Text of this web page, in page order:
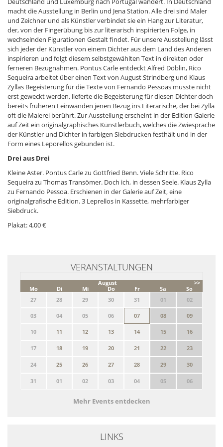
macht die Ausstellung in Berlin und Jena Station. Alle drei sind Maler
und Zeichner und als Künstler verbindet sie ein Hang zur Literatur,
der, von der Fingerübung bis zur literarisch inspirierten Folge, in
wechselnden Figurationen Gestalt findet. Für unsere Ausstellung lässt
sich jeder der Künstler von einem Dichter aus dem Land des Anderen
inspirieren und folgt diesem selbstgewählten Text in direkten oder
ferneren Bezugnahmen. Pontus Carle entdeckt Alfred Döblin, Rico
Sequeira arbeitet über einen Text von August Strindberg und Klaus
Zyllas Begeisterung für die Texte von Fernando Pessoas musste nicht
erst geweckt werden, lieferte die Begeisterung für diesen Dichter doch
bereits früheren Leinwänden jenen Bezug ins Literarische, der bei Zylla
oft die Malerei berührt. Zur Ausstellung erscheint in der Edition Galerie
auf Zeit ein originalgraphisches Künstlerbuch, welches die Zwiesprache
der Künstler und Dichter in farbigen Siebdrucken festhält und in der
Form eines Leporellos gebunden ist.
Drei aus Drei
Kleine Aster. Pontus Carle zu Gottfried Benn. Viele Schritte. Rico
Sequeira zu Thomas Transömer. Doch ich, in dessen Seele. Klaus Zylla
zu Fernando Pessoa. Erschienen in der Galerie auf Zeit, eine
originalgrafische Edition. 3 Leprellos in Kassette, mehrfarbiger
Siebdruck.
Plakat: 4,00 €
VERANSTALTUNGEN
>>
August
Mo
Di Mi Do Fr Sa
So
27
28 29 30 31 01 02
03 04 05 06 07 08 09
10 11 12 13 14 15 16
17 18 19 20 21 22 23
24 25 26 27 28 29 30
31 01 02 03 04 05 06
Mehr Events entdecken
LINKS